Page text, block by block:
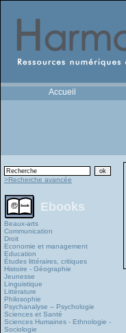
Accueil
>Recherche avancée
Ebooks
Beaux-arts
Communication
Droit
Economie et management
Education
Études littéraires, critiques
Histoire - Géographie
Jeunesse
Linguistique
Littérature
Philosophie
Psychanalyse – Psychologie
Sciences et Santé
Sciences Humaines - Ethnologie -
Sociologie